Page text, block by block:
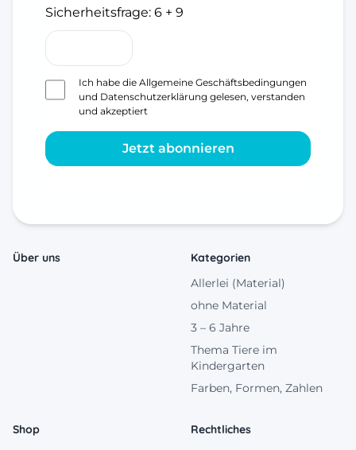
Sicherheitsfrage: 6 + 9
Ich habe die Allgemeine Geschäftsbedingungen
und Datenschutzerklärung gelesen, verstanden
und akzeptiert
Jetzt abonnieren
Über uns
Kategorien
Allerlei (Material)
ohne Material
3 – 6 Jahre
Thema Tiere im
Kindergarten
Farben, Formen, Zahlen
Shop
Rechtliches